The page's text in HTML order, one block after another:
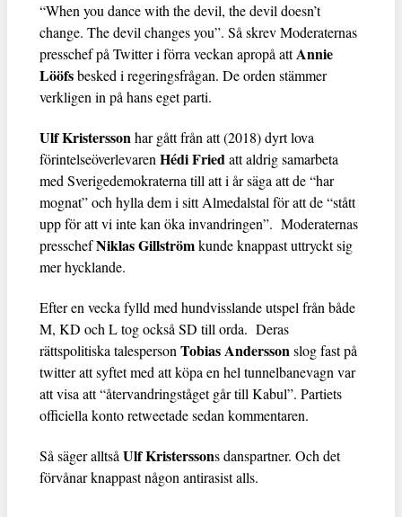
“When you dance with the devil, the devil doesn’t
change. The devil changes you”. Så skrev Moderaternas
presschef på Twitter i förra veckan apropå attAnnie
Lööfsbesked i regeringsfrågan. De orden stämmer
verkligen in på hans eget parti.
Ulf Kristerssonhar gått från att (2018) dyrt lova
förintelseöverlevarenHédi Friedatt aldrig samarbeta
med Sverigedemokraterna till att i år säga att de “har
mognat” och hylla dem i sitt Almedalstal för att de “stått
upp för att vi inte kan öka invandringen”. Moderaternas
presschefNiklas Gillströmkunde knappast uttryckt sig
mer hycklande.
Efter en vecka fylld med hundvisslande utspel från både
M, KD och L tog också SD till orda. Deras
rättspolitiska talespersonTobias Anderssonslog fast på
twitter att syftet med att köpa en hel tunnelbanevagn var
att visa att “återvandringståget går till Kabul”. Partiets
officiella konto retweetade sedan kommentaren.
Så säger alltsåUlf Kristerssons danspartner. Och det
förvånar knappast någon antirasist alls.